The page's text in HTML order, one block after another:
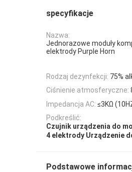
specyfikacje
Nazwa:
Jednorazowe moduły
elektrody Purple Horn
Rodzaj dezynfekcji: 75%
Ciśnienie atmosferyczne:
Impedancja AC: ≤3KΩ
Podkreślić:
Czujnik urządzenia do
4 elektrody Urządzenie
Podstawowe